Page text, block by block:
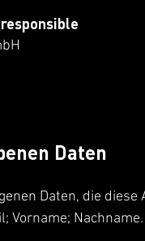
Daten
Daten, die
Vorname; Nachname.